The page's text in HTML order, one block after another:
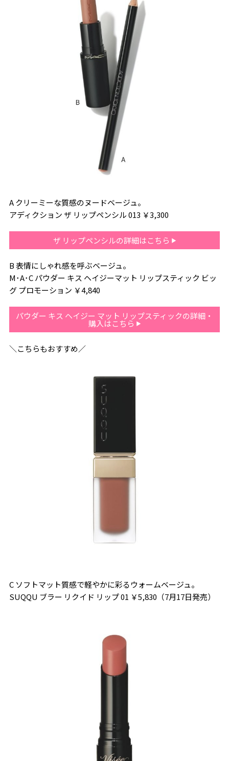
A クリーミーな質感のヌードベージュ。
アディクション ザ リップペンシル 013 ￥3,300
ザ リップペンシルの詳細はこちら
B 表情にしゃれ感を呼ぶベージュ。
M･A･C パウダー キス ヘイジーマット リップスティック ビッ
グ プロモーション ￥4,840
パウダー キス ヘイジー マット リップスティックの詳細・
購入はこちら
＼こちらもおすすめ／
C ソフトマット質感で軽やかに彩るウォームベージュ。
SUQQU ブラー リクイド リップ 01 ￥5,830（7月17日発売）